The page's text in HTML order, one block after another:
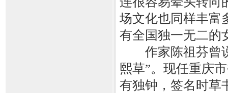
场文化也同样丰富
有全国独一无二的
作家陈祖芬曾说
熙草”。现任重庆
有独钟，签名时草